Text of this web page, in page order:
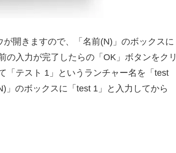
が開きますので、「名前(N)」のボックスに
の入力が完了したらの「OK」ボタンをクリ
「テスト 1」というランチャー名を「test
」のボックスに「test 1」と入力してから